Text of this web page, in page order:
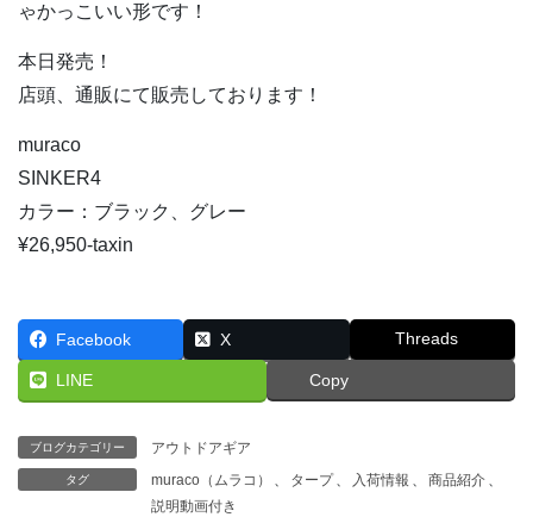
ゃかっこいい形です！
本日発売！
店頭、通販にて販売しております！
muraco
SINKER4
カラー：ブラック、グレー
¥26,950-taxin
Facebook X Threads
LINE Copy
ブログカテゴリー アウトドアギア
タグ muraco（ムラコ） 、 タープ 、 入荷情報 、 商品紹介 、
説明動画付き